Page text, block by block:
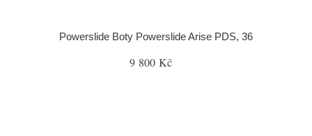
Powerslide Boty Powerslide Arise PDS, 36
9 800 Kč